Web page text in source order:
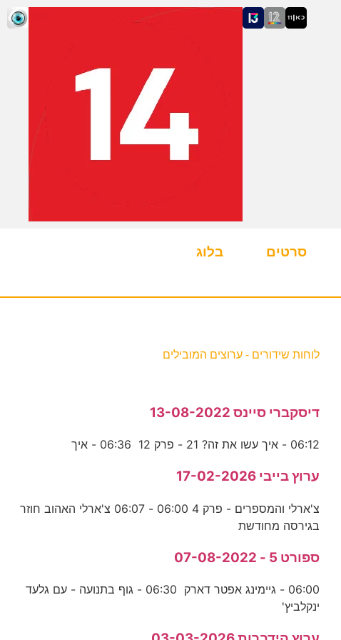
סרטים בלוג
לוחות שידורים - ערוצים המובילים
דיסקברי סיינס 13-08-2022
06:12 - איך עשו את זה? 21 - פרק 12 06:36 - איך
ערוץ בייבי 17-02-2026
צ'ארלי והמספרים - פרק 4 06:00 - 06:07 צ'ארלי האהוב חוזר
בגירסה מחודשת
ספורט 5 - 07-08-2022
06:00 - גיימינג אפטר דארק 06:30 - גוף בתנועה - עם גלעד
ינקלביץ'